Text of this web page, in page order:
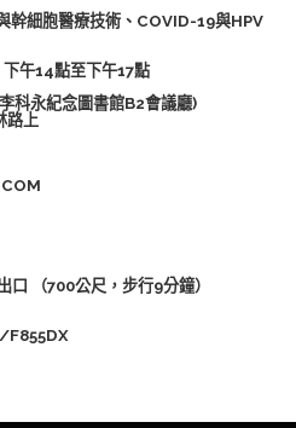
幹細胞醫療技術、COVID-19與HPV
午14點至下午17點
科永紀念圖書館B2會議廳)
路上
口 （700公尺，步行9分鐘）
F855DX